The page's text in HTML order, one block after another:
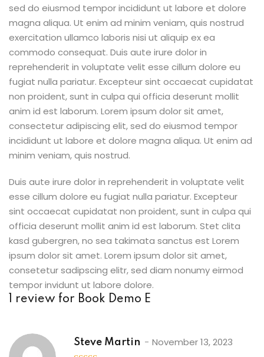
sed do eiusmod tempor incididunt ut labore et dolore
magna aliqua. Ut enim ad minim veniam, quis nostrud
exercitation ullamco laboris nisi ut aliquip ex ea
commodo consequat. Duis aute irure dolor in
reprehenderit in voluptate velit esse cillum dolore eu
fugiat nulla pariatur. Excepteur sint occaecat cupidatat
non proident, sunt in culpa qui officia deserunt mollit
anim id est laborum. Lorem ipsum dolor sit amet,
consectetur adipiscing elit, sed do eiusmod tempor
incididunt ut labore et dolore magna aliqua. Ut enim ad
minim veniam, quis nostrud.
Duis aute irure dolor in reprehenderit in voluptate velit
esse cillum dolore eu fugiat nulla pariatur. Excepteur
sint occaecat cupidatat non proident, sunt in culpa qui
officia deserunt mollit anim id est laborum. Stet clita
kasd gubergren, no sea takimata sanctus est Lorem
ipsum dolor sit amet. Lorem ipsum dolor sit amet,
consetetur sadipscing elitr, sed diam nonumy eirmod
tempor invidunt ut labore dolore.
1 review for Book Demo E
Steve Martin November 13, 2023